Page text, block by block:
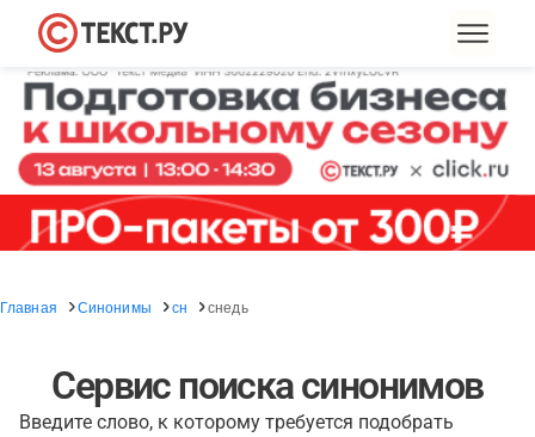
Главная Синонимы сн снедь
Сервис поиска синонимов
Введите слово, к которому требуется подобрать